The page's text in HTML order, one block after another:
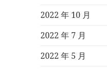
2022 年 10 月
2022 年 7 月
2022 年 5 月